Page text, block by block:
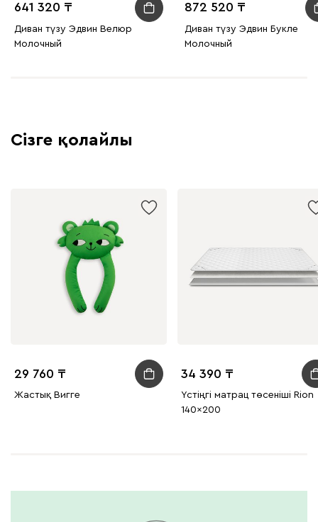
641 320
Диван түзу Эдвин Велюр
Молочный
872 520
Диван түзу Эдвин Букле
Молочный
Сізге қолайлы
29 760
Жастық Вигге
34 390
Үстіңгі матрац төсеніші Rion
140x200